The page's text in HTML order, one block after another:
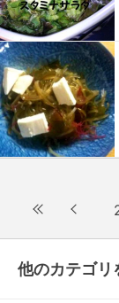
他のカテゴリ